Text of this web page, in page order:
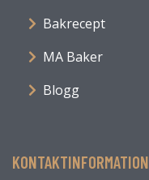
Bakrecept
MA Baker
Blogg
KONTAKTINFORMATION